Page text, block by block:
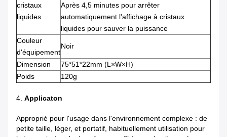
cristaux
liquides
Après 4,5 minutes pour arrêter
automatiquement l'affichage à cristaux
liquides pour sauver la puissance
Couleur
d'équipement
Noir
Dimension
75*51*22mm (L×W×H)
Poids
120g
4. Applicaton
Approprié pour l'usage dans l'environnement complexe : de
petite taille, léger, et portatif, habituellement utilisation pour